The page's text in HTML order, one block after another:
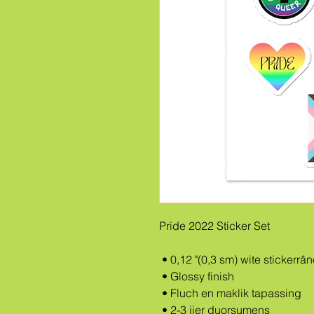
Pride 2022 Sticker Set
• 0,12 "(0,3 sm) wite
• Glossy finish
• Fluch en maklik tapassing
• 2-3 jier duorsumens